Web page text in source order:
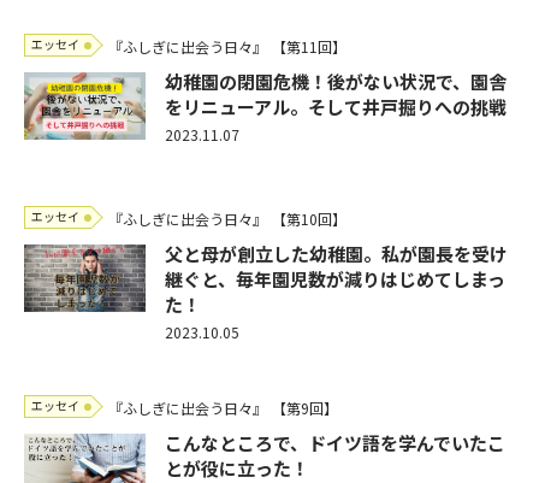
エッセイ 『ふしぎに出会う日々』 【第11回】
幼稚園の閉園危機！後がない状況で、園舎
をリニューアル。そして井戸掘りへの挑戦
2023.11.07
エッセイ 『ふしぎに出会う日々』 【第10回】
父と母が創立した幼稚園。私が園長を受け
継ぐと、毎年園児数が減りはじめてしまっ
た！
2023.10.05
エッセイ 『ふしぎに出会う日々』 【第9回】
こんなところで、ドイツ語を学んでいたこ
とが役に立った！